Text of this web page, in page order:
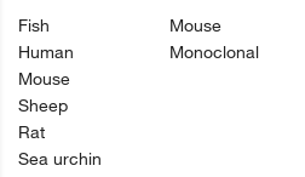
Fish
Human
Mouse
Sheep
Rat
Sea urchin
Mouse
Monoclonal